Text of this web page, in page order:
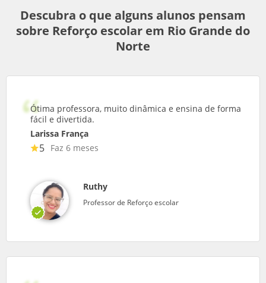
Descubra o que alguns alunos pensam
sobre Reforço escolar em Rio Grande do
Norte
Ótima professora, muito dinâmica e ensina de forma
fácil e divertida.
Larissa França
5 Faz 6 meses
Ruthy
Professor de Reforço escolar